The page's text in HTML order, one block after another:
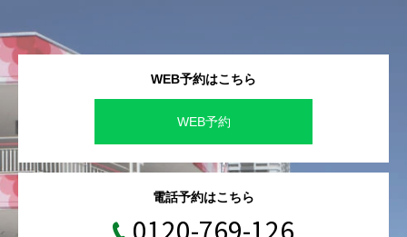
WEB予約はこちら
WEB予約
電話予約はこちら
0120-769-126